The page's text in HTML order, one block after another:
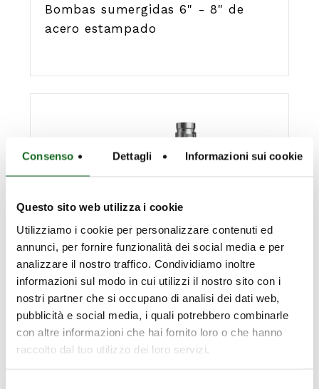
Consenso Dettagli Informazioni sui cookie
Questo sito web utilizza i cookie
Utilizziamo i cookie per personalizzare contenuti ed
annunci, per fornire funzionalità dei social media e per
analizzare il nostro traffico. Condividiamo inoltre
informazioni sul modo in cui utilizzi il nostro sito con i
nostri partner che si occupano di analisi dei dati web,
pubblicità e social media, i quali potrebbero combinarle
con altre informazioni che hai fornito loro o che hanno
raccolto dal tuo utilizzo dei loro servizi.
Bombas sumergidas 6" - 8" de
acero estampado